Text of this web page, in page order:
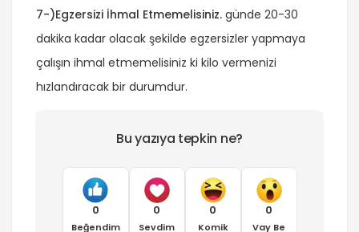
7-)Egzersizi İhmal Etmemelisiniz. günde 20-30
dakika kadar olacak şekilde egzersizler yapmaya
çalışın ihmal etmemelisiniz ki kilo vermenizi
hızlandıracak bir durumdur.
Bu yazıya tepkin ne?
0
Beğendim
0
Sevdim
0
Komik
0
Vay Be